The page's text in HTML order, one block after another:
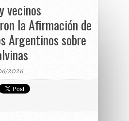
vecinos
la Afirmación de
Argentinos sobre
2026